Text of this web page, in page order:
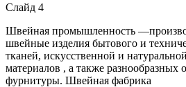
Слайд 4
Швейная промышленность
швейные изделия бытового и
тканей, искусственной и
материалов , а также разнообразных
фурнитуры. Швейная фабрика